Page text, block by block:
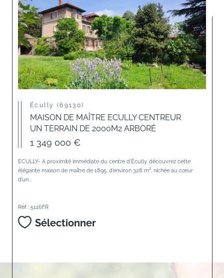
Écully (69130)
MAISON DE MAÎTRE ECULLY CENTREUR
UN TERRAIN DE 2000M2 ARBORÉ
1 349 000 €
ECULLY- A proximité immédiate du centre d’Écully, découvrez cette
élégante maison de maître de 1895, d’environ 328 m², nichée au cœur
d’un...
Réf : 5116FR
Sélectionner